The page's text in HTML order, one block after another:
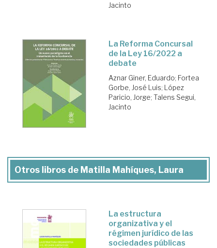
Jacinto
La Reforma Concursal
de la Ley 16/2022 a
debate
Aznar Giner, Eduardo; Fortea
Gorbe, José Luis; López
Paricio, Jorge; Talens Segui,
Jacinto
Otros libros de Matilla Mahíques, Laura
La estructura
organizativa y el
régimen jurídico de las
sociedades públicas